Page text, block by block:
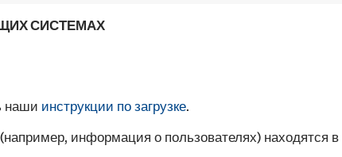
СИСТЕМАХ
наши инструкции по загрузке.
информация о пользователях) находятся в